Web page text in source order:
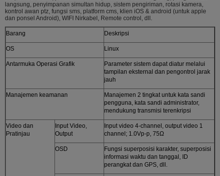
langsung, penyimpanan simultan hidup, sistem pengiriman, rotasi kamera,
kontrol awan ptz, fungsi sms, platform cms, klien iOS & android (untuk apple
dan ponsel Android), WIFI Nirkabel, Remote control, dll.
Barang Deskripsi
OS Linux
Antarmuka Operasi Grafik
Parameter sistem dapat diatur melalui
tampilan eksternal dan pengontrol jarak
jauh
Manajemen keamanan
Manajemen 2 tingkat untuk kata sandi
pengguna, kata sandi administrator,
mendukung transmisi terenkripsi
Video dan
Pratinjau
Input Video,
Output
Input video 4-channel, output video 1
channel; 1.0Vp-p, 75Ω
OSD
Fungsi superposisi karakter, superposisi
informasi waktu dan tanggal, ID
perangkat dan GPS, dll.